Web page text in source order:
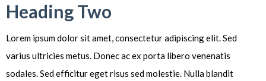
Heading Two
Lorem ipsum dolor sit amet, consectetur adipiscing elit. Sed
varius ultricies metus. Donec ac ex porta libero venenatis
sodales. Sed efficitur eget risus sed molestie. Nulla blandit